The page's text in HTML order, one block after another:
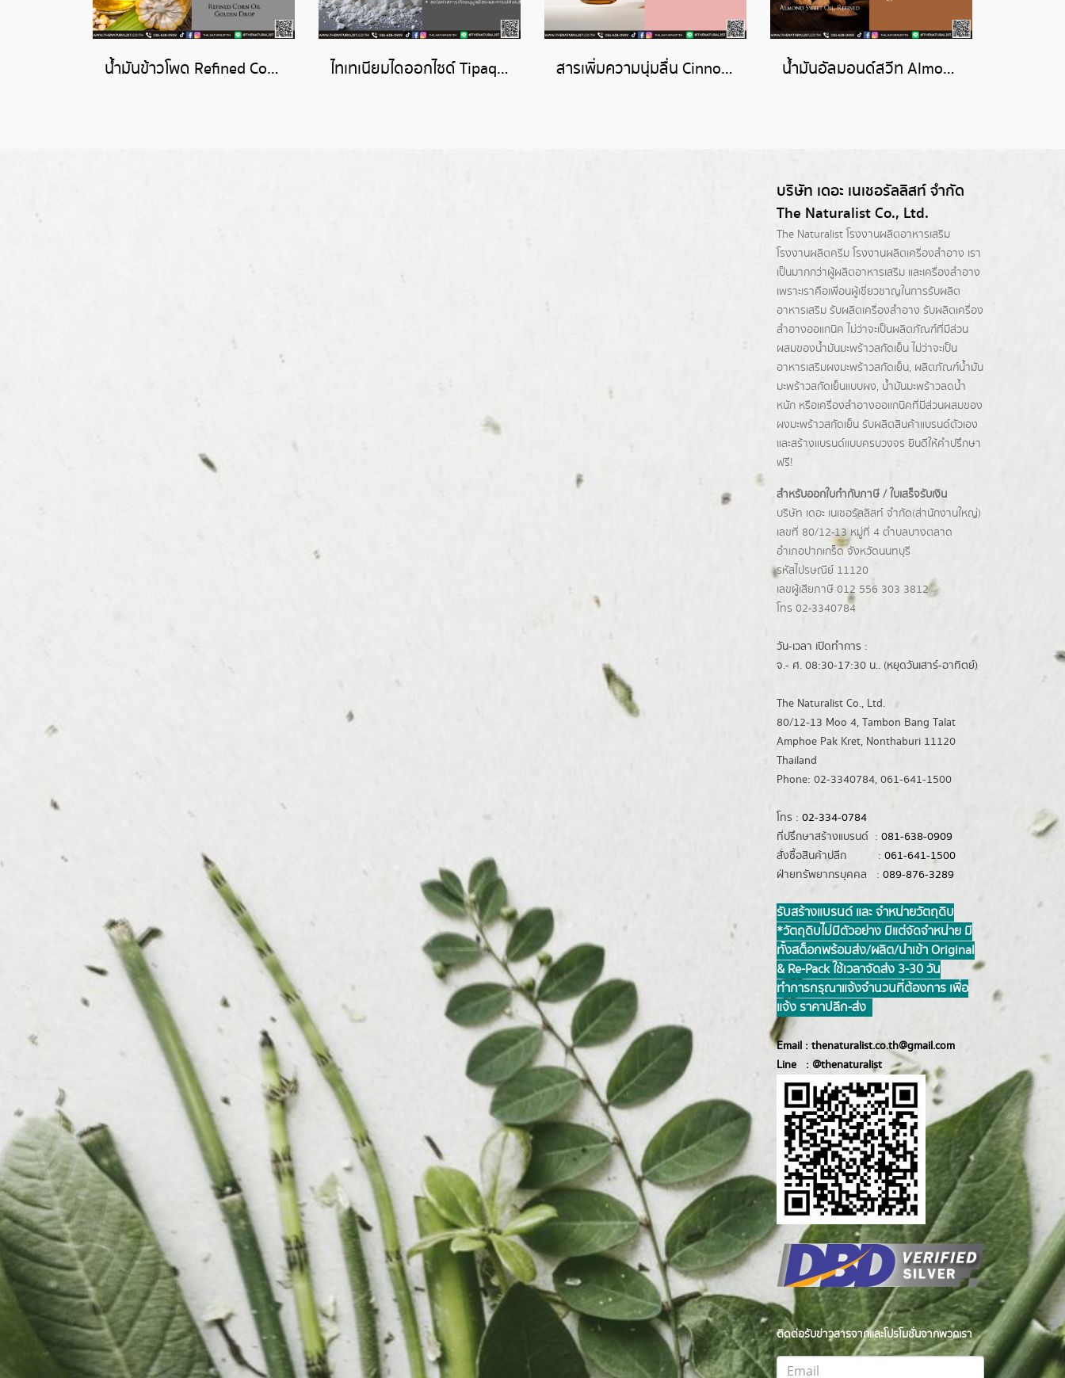
น้ำมันข้าวโพด Refined Corn Oil Golden Drop ไทเทเนียมไดออกไซด์ Tipaque CR50 สารเพิ่มความนุ่มลื่น Cinnogel Oil น้ำมันอัลมอนด์สวีท Almond Sweet Oil, Refined
บริษัท เดอะ เนเชอรัลลิสท์ จำกัด
The Naturalist Co., Ltd.
The Naturalist โรงงานผลิตอาหารเสริม
โรงงานผลิตครีมโรงงานผลิตเครื่องสำอาง เรา
เป็นมากกว่าผู้ผลิตอาหารเสริมและเครื่องสำอาง
เพราะเราคือเพื่อนผู้เชี่ยวชาญในการรับผลิต
อาหารเสริม รับผลิตเครื่องสำอาง รับผลิตเครื่อง
สำอางออแกนิค ไม่ว่าจะเป็นผลิตภัณฑ์ที่มีส่วน
ผสมของน้ำมันมะพร้าวสกัดเย็น ไม่ว่าจะเป็น
อาหารเสริมผงมะพร้าวสกัดเย็น, ผลิตภัณฑ์น้ำมัน
มะพร้าวสกัดเย็นแบบผง, น้ำมันมะพร้าวลดน้ำ
หนักหรือเครื่องสำอางออแกนิคที่มีส่วนผสมของ
ผงมะพร้าวสกัดเย็น รับผลิตสินค้าแบรนด์ตัวเอง
และสร้างแบรนด์แบบครบวงจร ยินดีให้คำปรึกษา
ฟรี!
สำหรับออกใบกำกับภาษี / ใบเสร็จรับเงิน
บริษัท เดอะ เนเชอรัลลิสท์ จำกัด(ส่านักงานใหญ่)
เลขที่ 80/12-13 หมู่ที่ 4 ตำบลบางตลาด
อำเภอปากเกร็ดจังหวัดนนทบุรี
รหัสไปรษณีย์ 11120
เลขผู้เสียภาษี 012 556 303 3812
โทร 02-3340784
วัน-เวลา เปิดทำการ :
จ.- ศ. 08:30-17:30 น.. (หยุดวันเสาร์-อาทิตย์)
The Naturalist Co., Ltd.
80/12-13 Moo 4, Tambon Bang Talat
Amphoe Pak Kret, Nonthaburi 11120
Thailand
Phone: 02-3340784, 061-641-1500
โทร : 02-334-0784
ที่ปรึกษาสร้างแบรนด์ : 081-638-0909
สั่งซื้อสินค้าปลีก : 061-641-1500
ฝ่ายทรัพยากรบุคคล : 089-876-3289
รับสร้างแบรนด์ และ จำหน่ายวัตถุดิบ
*วัตถุดิบไม่มีตัวอย่าง มีแต่จัดจำหน่าย มี
ทั้งสต็อกพร้อมส่ง/ผลิต/นำเข้า Original
& Re-Pack ใช้เวลาจัดส่ง 3-30 วัน
ทำการ กรุณาแจ้งจำนวนที่ต้องการ เพื่อ
แจ้ง ราคาปลีก-ส่ง
Email : thenaturalist.co.th@gmail.com
Line : @thenaturalist
ติดต่อรับข่าวสารจากและโปรโมชั่นจากพวกเรา